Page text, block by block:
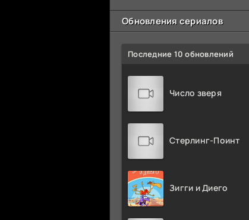
Обновления сериалов
Последние 10 обновлений
Число зверя
Стерлинг-Поинт
Зигги и Диего